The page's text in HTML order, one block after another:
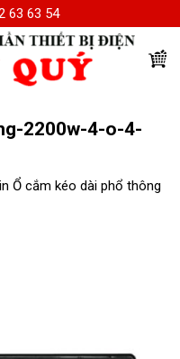
63 63 54
2200w-4-o-4-
in Ổ cắm kéo dài phổ thông